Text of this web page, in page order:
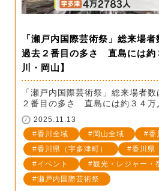
「瀬戸内国際芸術祭」総来場
過去２番目の多さ 直島には約
川・岡山】
「瀬戸内国際芸術祭」総来場者
２番目の多さ 直島には約３４万
2025.11.13
香川全域
岡山全域
香
香川県（宇多津町）
香川県
イベント
観光・レジャー・
瀬戸内国際芸術祭